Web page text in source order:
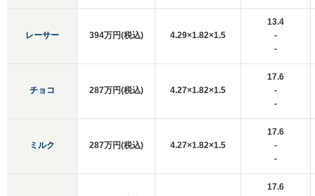
レーサー
チョコ
ミルク
394万円(税込) 4.29×1.82×1.5
13.4
-
-
287万円(税込) 4.27×1.82×1.5
17.6
-
-
287万円(税込) 4.27×1.82×1.5
17.6
-
-
17.6